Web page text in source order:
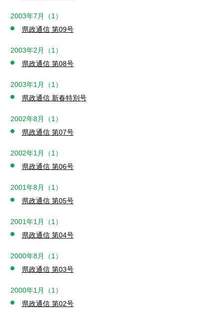
2003年7月（1）
県政通信 第09号
2003年2月（1）
県政通信 第08号
2003年1月（1）
県政通信 新春特別号
2002年8月（1）
県政通信 第07号
2002年1月（1）
県政通信 第06号
2001年8月（1）
県政通信 第05号
2001年1月（1）
県政通信 第04号
2000年8月（1）
県政通信 第03号
2000年1月（1）
県政通信 第02号